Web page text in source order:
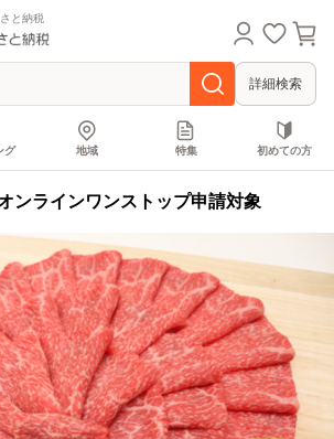
と納税
詳細検索
グ 地域 特集 初めての方
ンラインワンストップ申請対象